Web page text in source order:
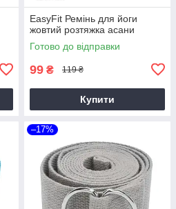
EasyFit Ремінь для йоги
жовтий розтяжка асани
Готово до відправки
99 ₴ 119 ₴
Купити
–17%